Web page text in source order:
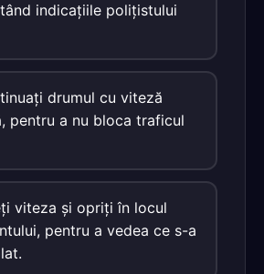
indicaţiile poliţistului
drumul cu viteză
pentru a nu bloca traficul
viteza şi opriţi în locul
pentru a vedea ce s-a